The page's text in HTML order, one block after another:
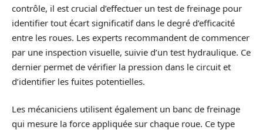
contrôle, il est crucial d’effectuer un test de freinage pour
identifier tout écart significatif dans le degré d’efficacité
entre les roues. Les experts recommandent de commencer
par une inspection visuelle, suivie d’un test hydraulique. Ce
dernier permet de vérifier la pression dans le circuit et
d’identifier les fuites potentielles.
Les mécaniciens utilisent également un banc de freinage
qui mesure la force appliquée sur chaque roue. Ce type